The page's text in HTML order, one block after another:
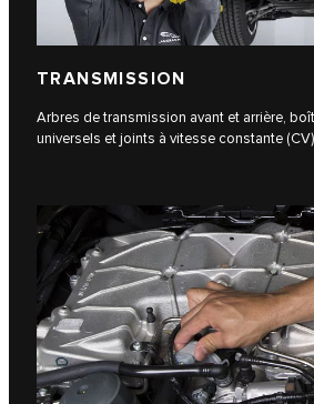
TRANSMISSION
Arbres de transmission avant et arrière,
universels et joints à vitesse constante